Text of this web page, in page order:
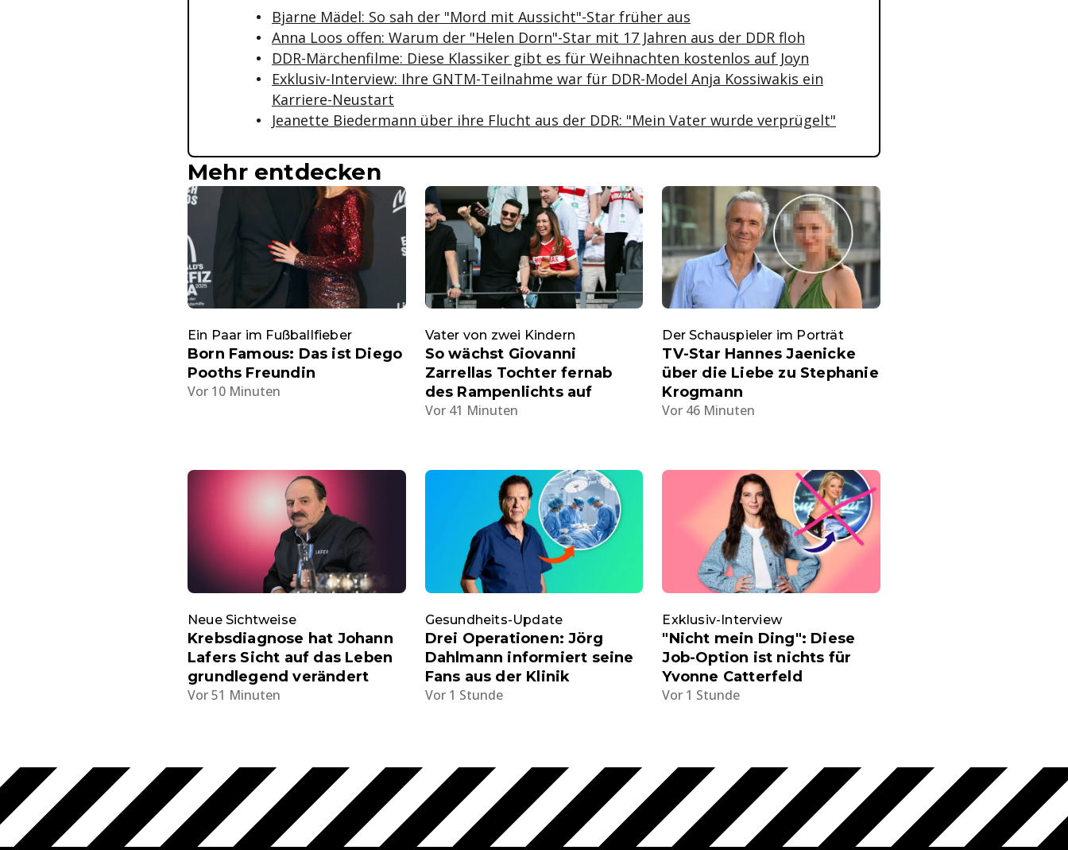
Bjarne Mädel: So sah der "Mord mit Aussicht"-Star früher aus
Anna Loos offen: Warum der "Helen Dorn"-Star mit 17 Jahren aus der DDR floh
DDR-Märchenfilme: Diese Klassiker gibt es für Weihnachten kostenlos auf Joyn
Exklusiv-Interview: Ihre GNTM-Teilnahme war für DDR-Model Anja Kossiwakis ein
Karriere-Neustart
Jeanette Biedermann über ihre Flucht aus der DDR: "Mein Vater wurde verprügelt"
Mehr entdecken
Ein Paar im Fußballfieber
Born Famous: Das ist Diego
Pooths Freundin
Vor 10 Minuten
Vater von zwei Kindern
So wächst Giovanni
Zarrellas Tochter fernab
des Rampenlichts auf
Vor 41 Minuten
Der Schauspieler im Porträt
TV-Star Hannes Jaenicke
über die Liebe zu Stephanie
Krogmann
Vor 46 Minuten
Neue Sichtweise
Krebsdiagnose hat Johann
Lafers Sicht auf das Leben
grundlegend verändert
Vor 51 Minuten
Gesundheits-Update
Drei Operationen: Jörg
Dahlmann informiert seine
Fans aus der Klinik
Vor 1 Stunde
Exklusiv-Interview
"Nicht mein Ding": Diese
Job-Option ist nichts für
Yvonne Catterfeld
Vor 1 Stunde